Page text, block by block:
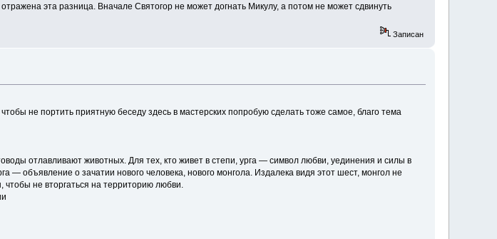
эта разница. Вначале Святогор не может догнать Микулу, а потом не может сдвинуть
Записан
не портить приятную беседу здесь в мастерских попробую сделать тоже самое, благо тема
отлавливают животных. Для тех, кто живет в степи, урга — символ любви, уединения и силы в
— объявление о зачатии нового человека, нового монгола. Издалека видя этот шест, монгол не
не вторгаться на территорию любви.